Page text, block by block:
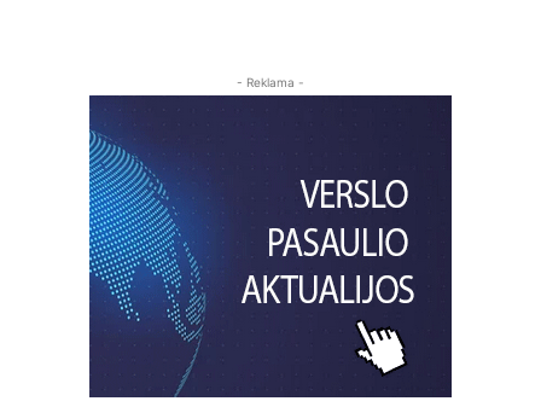
- Reklama -